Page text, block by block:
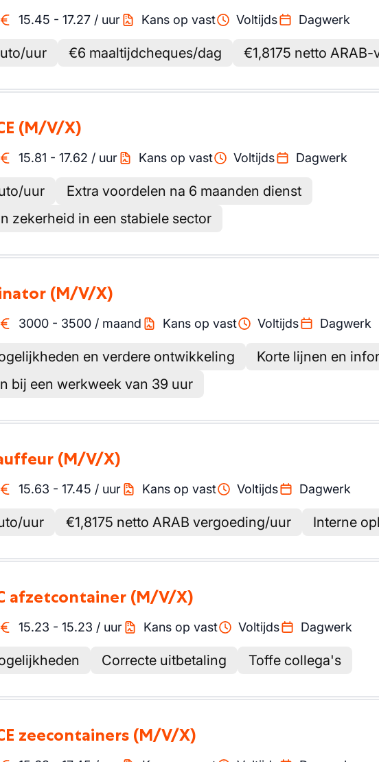
15.45 - 17.27 / uur Kans op vast Voltijds Dagwerk
uur €6 maaltijdcheques/dag €1,8175 netto
(M/V/X)
15.81 - 17.62 / uur Kans op vast Voltijds Dagwerk
uur
Extra voordelen na 6 maanden dienst
zekerheid in een stabiele sector
(M/V/X)
3000 - 3500 / maand Kans op vast Voltijds Dagwerk
en verdere ontwikkeling
Korte lijnen en
bij een werkweek van 39 uur
(M/V/X)
15.63 - 17.45 / uur Kans op vast Voltijds Dagwerk
uur €1,8175 netto ARAB vergoeding/uur Interne
afzetcontainer (M/V/X)
15.23 - 15.23 / uur Kans op vast Voltijds Dagwerk
Correcte uitbetaling Toffe collega's
zeecontainers (M/V/X)